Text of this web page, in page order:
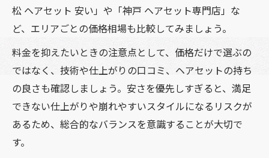
松 ヘアセット 安い」や「神戸 ヘアセット専門店」な
ど、エリアごとの価格相場も比較してみましょう。
料金を抑えたいときの注意点として、価格だけで選ぶの
ではなく、技術や仕上がりの口コミ、ヘアセットの持ち
の良さも確認しましょう。安さを優先しすぎると、満足
できない仕上がりや崩れやすいスタイルになるリスクが
あるため、総合的なバランスを意識することが大切で
す。